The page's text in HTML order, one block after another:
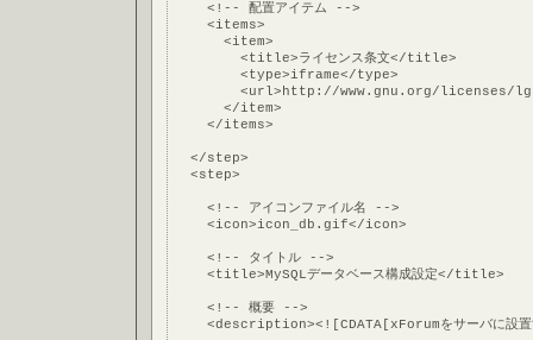
    <!-- 配置アイテム -->
    <items>
      <item>
        <title>ライセンス条文</title>
        <type>iframe</type>
<url>http://www.gnu.org/licenses/
      </item>
    </items>
  </step>
  <step>
    <!-- アイコンファイル名 -->
    <icon>icon_db.gif</icon>
    <!-- タイトル -->
    <title>MySQLデータベース構成設定</title>
    <!-- 概要 -->
<description><![CDATA[xForumをサーバに設置す